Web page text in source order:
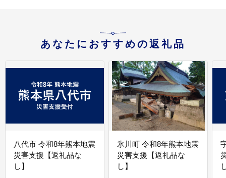
あなたにおすすめの返礼品
八代市 令和8年熊本地震
災害支援【返礼品な
し】
氷川町 令和8年熊本地震
災害支援【返礼品な
し】